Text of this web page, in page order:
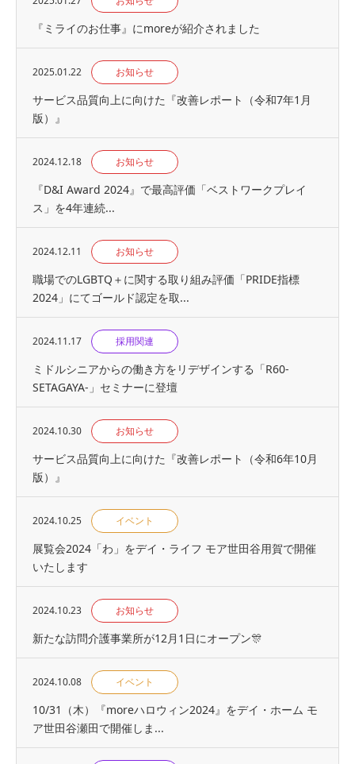
『ミライのお仕事』にmoreが紹介されました
2025.01.22 お知らせ
サービス品質向上に向けた『改善レポート（令和7年1月
版）』
2024.12.18 お知らせ
『D&I Award 2024』で最高評価「ベストワークプレイ
ス」を4年連続...
2024.12.11 お知らせ
職場でのLGBTQ＋に関する取り組み評価「PRIDE指標
2024」にてゴールド認定を取...
2024.11.17 採用関連
ミドルシニアからの働き方をリデザインする「R60-
SETAGAYA-」セミナーに登壇
2024.10.30 お知らせ
サービス品質向上に向けた『改善レポート（令和6年10月
版）』
2024.10.25 イベント
展覧会2024「わ」をデイ・ライフ モア世田谷用賀で開催
いたします
2024.10.23 お知らせ
新たな訪問介護事業所が12月1日にオープン🎊
2024.10.08 イベント
10/31（木）『moreハロウィン2024』をデイ・ホーム モ
ア世田谷瀬田で開催しま...